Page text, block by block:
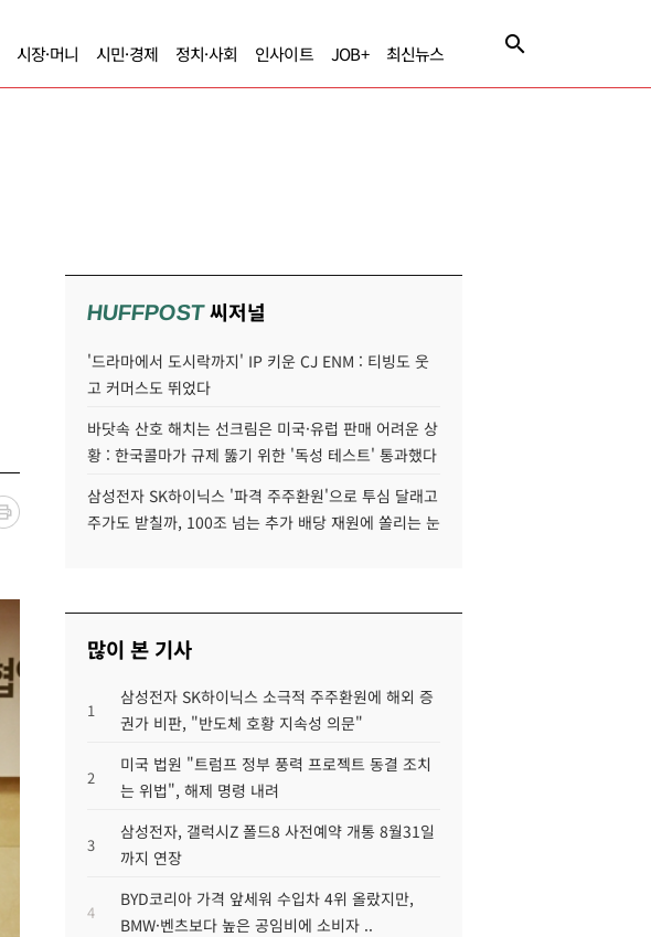
시장·머니 시민·경제 정치·사회 인사이트 JOB+ 최신뉴스
HUFFPOST씨저널
'드라마에서 도시락까지' IP 키운 CJ ENM : 티빙도 웃
고 커머스도 뛰었다
바닷속 산호 해치는 선크림은 미국·유럽 판매 어려운 상
황 : 한국콜마가 규제 뚫기 위한 '독성 테스트' 통과했다
삼성전자 SK하이닉스 '파격 주주환원'으로 투심 달래고
주가도 받칠까, 100조 넘는 추가 배당 재원에 쏠리는 눈
많이 본 기사
1
삼성전자 SK하이닉스 소극적 주주환원에 해외 증
권가 비판, "반도체 호황 지속성 의문"
2
미국 법원 "트럼프 정부 풍력 프로젝트 동결 조치
는 위법", 해제 명령 내려
3
삼성전자, 갤럭시Z 폴드8 사전예약 개통 8월31일
까지 연장
4
BYD코리아 가격 앞세워 수입차 4위 올랐지만,
BMW·벤츠보다 높은 공임비에 소비자 ..